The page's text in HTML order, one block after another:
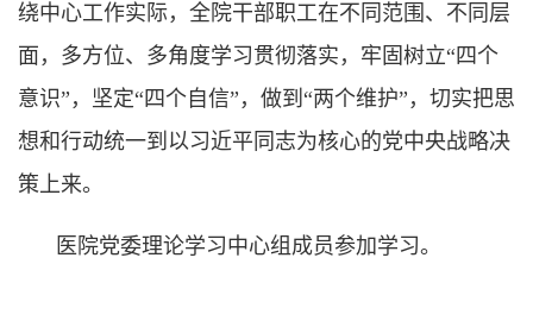
绕中心工作实际，全院干部职工在不同范围、不同层
面，多方位、多角度学习贯彻落实，牢固树立“四个
意识”，坚定“四个自信”，做到“两个维护”，切实把思
想和行动统一到以习近平同志为核心的党中央战略决
策上来。
医院党委理论学习中心组成员参加学习。